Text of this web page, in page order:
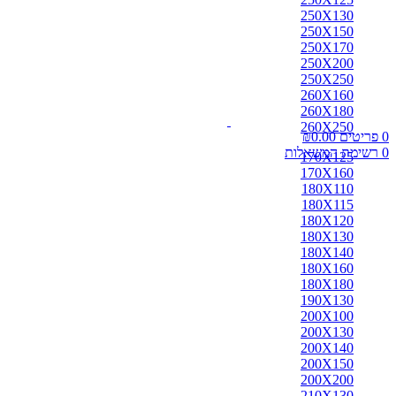
0 פריטים ₪0.00
0 רשימת המשאלות
250X130
250X150
250X170
250X200
250X250
260X160
260X180
260X250
170X125
170X160
180X110
180X115
180X120
180X130
180X140
180X160
180X180
190X130
200X100
200X130
200X140
200X150
200X200
אבאדה
אובוסון
אוזבקי
איספהאן
אנגלי
אפגן
ארדביל
באלוצי
בוכרה
בחטיאר
ביג'אר
בירגאנד
בלגי
ברבר
ג'יג'ים
גאבה
גבה
גוש'אגן
גושאגאן
דורוחש
האגלו
הודי
הולביין
הריז